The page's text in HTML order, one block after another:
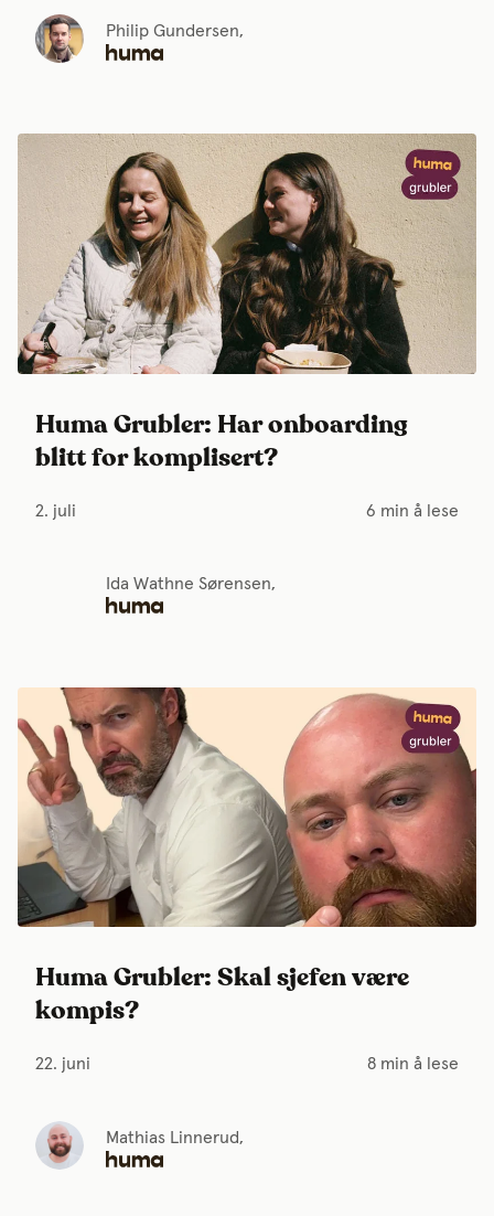
Philip Gundersen,
Huma Grubler: Har onboarding
blitt for komplisert?
2. juli 6 min å lese
Ida Wathne Sørensen,
Huma Grubler: Skal sjefen være
kompis?
22. juni 8 min å lese
Mathias Linnerud,